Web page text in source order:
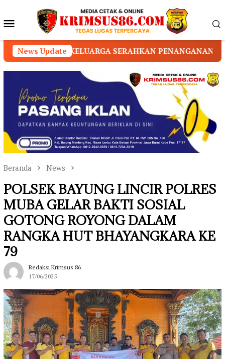
konten Menu
Mobile
News Update
SERAHKAN PENANGANAN KEPADA PIHAK
Beranda News
POLSEK BAYUNG LINCIR POLRES
MUBA GELAR BAKTI SOSIAL
GOTONG ROYONG DALAM
RANGKA HUT BHAYANGKARA KE
79
Redaksi Krimsus 86
17/06/2025